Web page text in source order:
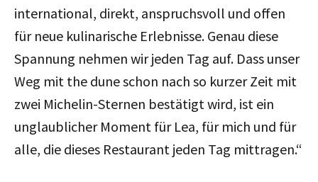
international, direkt, anspruchsvoll und offen
für neue kulinarische Erlebnisse. Genau diese
Spannung nehmen wir jeden Tag auf. Dass unser
Weg mit the dune schon nach so kurzer Zeit mit
zwei Michelin-Sternen bestätigt wird, ist ein
unglaublicher Moment für Lea, für mich und für
alle, die dieses Restaurant jeden Tag mittragen.“